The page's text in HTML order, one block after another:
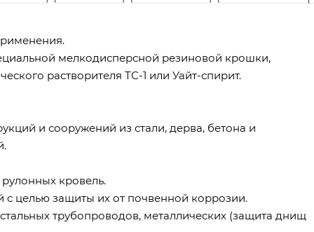
мелкодисперсной резиновой крошки,
растворителя ТС-1 или Уайт-спирит.
и сооружений из стали, дерва, бетона и
кровель.
целью защиты их от почвенной коррозии.
трубопроводов, металлических (защита днищ